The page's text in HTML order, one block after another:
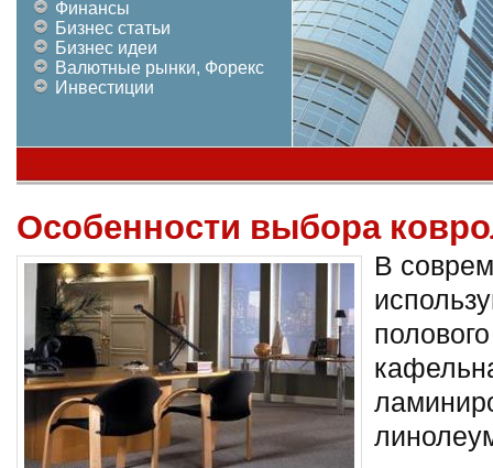
Финансы
Бизнес статьи
Бизнес идеи
Валютные рынки, Форекс
Инвестиции
Особенности выбора
В